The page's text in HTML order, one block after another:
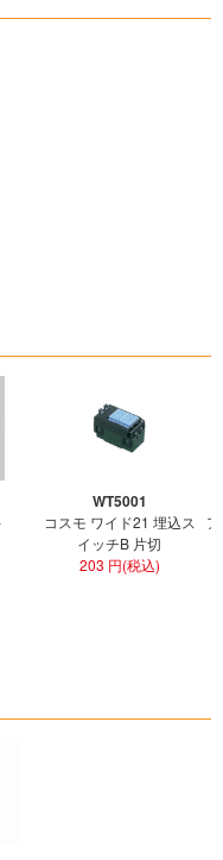
WT5001
コスモ ワイド21 埋込ス
イッチB 片切
203 円(税込)